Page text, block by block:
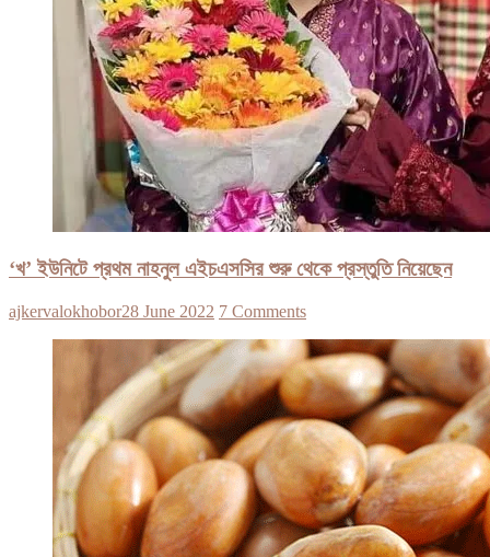
‘খ’ ইউনিটে প্রথম নাহনুল এইচএসসির শুরু থেকে প্রস্তুতি নিয়েছেন
ajkervalokhobor28 June 2022 7 Comments